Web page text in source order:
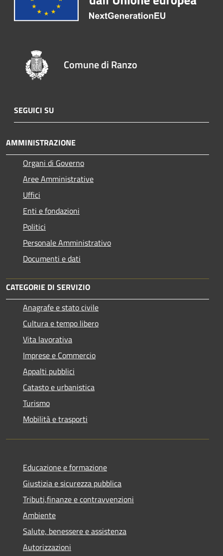
Comune di Ranzo
SEGUICI SU
AMMINISTRAZIONE
Organi di Governo
Aree Amministrative
Uffici
Enti e fondazioni
Politici
Personale Amministrativo
Documenti e dati
CATEGORIE DI SERVIZIO
Anagrafe e stato civile
Cultura e tempo libero
Vita lavorativa
Imprese e Commercio
Appalti pubblici
Catasto e urbanistica
Turismo
Mobilità e trasporti
Educazione e formazione
Giustizia e sicurezza pubblica
Tributi,finanze e contravvenzioni
Ambiente
Salute, benessere e assistenza
Autorizzazioni